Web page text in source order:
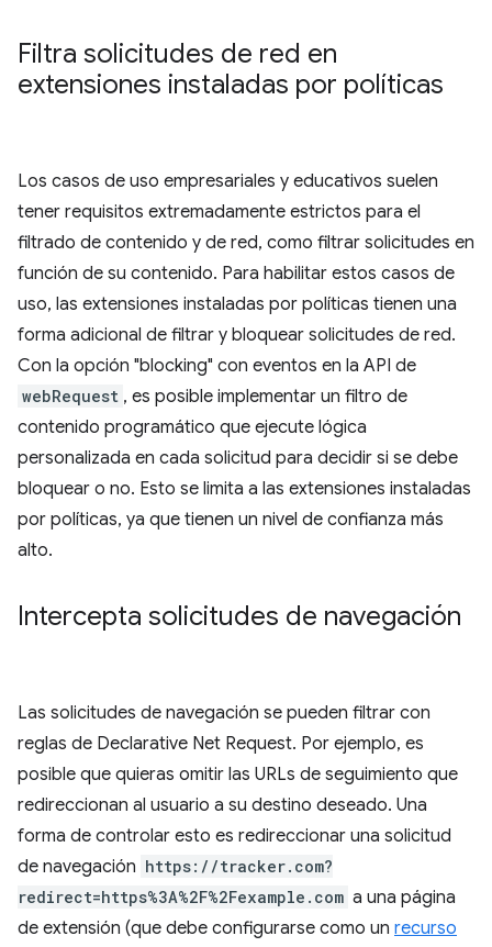
Filtra solicitudes de red en
extensiones instaladas por políticas
Los casos de uso empresariales y educativos suelen
tener requisitos extremadamente estrictos para el
filtrado de contenido y de red, como filtrar solicitudes en
función de su contenido. Para habilitar estos casos de
uso, las extensiones instaladas por políticas tienen una
forma adicional de filtrar y bloquear solicitudes de red.
Con la opción "blocking" con eventos en la API de
webRequest , es posible implementar un filtro de
contenido programático que ejecute lógica
personalizada en cada solicitud para decidir si se debe
bloquear o no. Esto se limita a las extensiones instaladas
por políticas, ya que tienen un nivel de confianza más
alto.
Intercepta solicitudes de navegación
Las solicitudes de navegación se pueden filtrar con
reglas de Declarative Net Request. Por ejemplo, es
posible que quieras omitir las URLs de seguimiento que
redireccionan al usuario a su destino deseado. Una
forma de controlar esto es redireccionar una solicitud
de navegación https://tracker.com?
redirect=https%3A%2F%2Fexample.com a una página
de extensión (que debe configurarse como un recurso